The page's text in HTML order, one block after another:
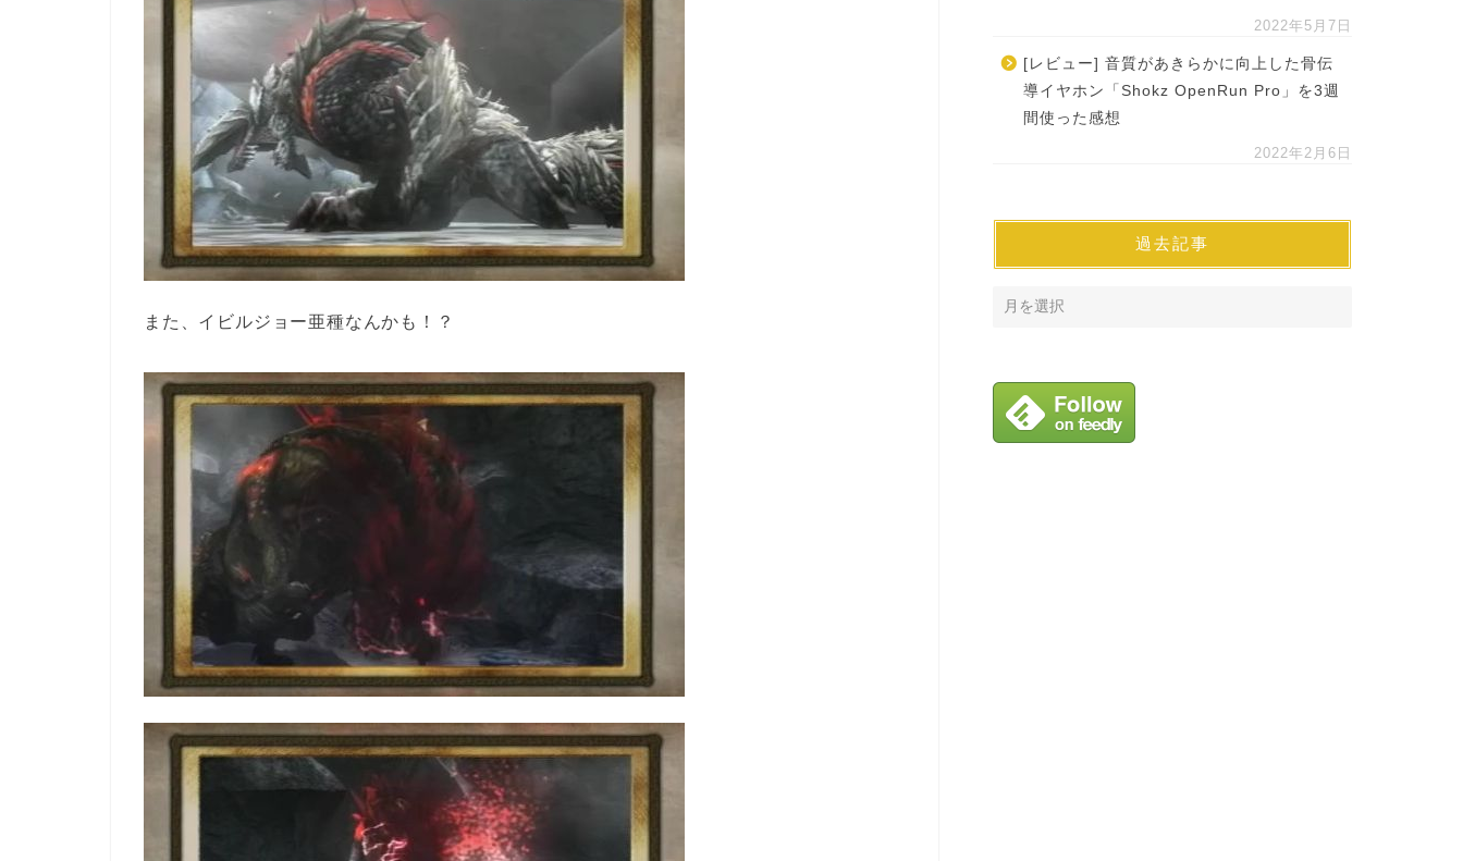
また、イビルジョー亜種なんかも！？
2022年5月7日
[レビュー] 音質があきらかに向上した骨伝
導イヤホン「Shokz OpenRun Pro」を3週
間使った感想
2022年2月6日
過去記事